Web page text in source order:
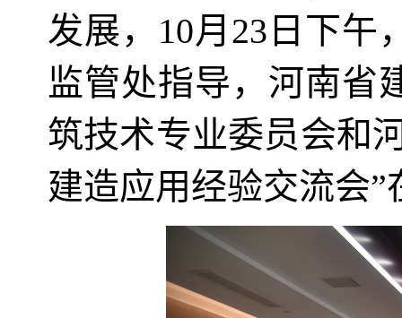
发展，10月23日下午
监管处指导，河南省
筑技术专业委员会和
建造应用经验交流会